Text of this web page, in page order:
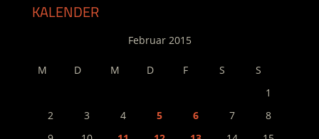
KALENDER
Februar 2015
M D M D F S
S
1
2
3 4 5 6 7
8